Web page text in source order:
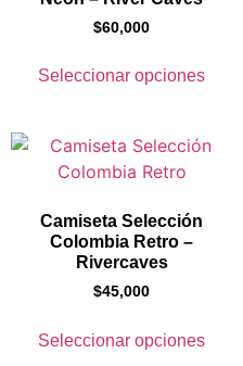
$60,000
Seleccionar opciones
Camiseta Selección
Colombia Retro –
Rivercaves
$45,000
Seleccionar opciones